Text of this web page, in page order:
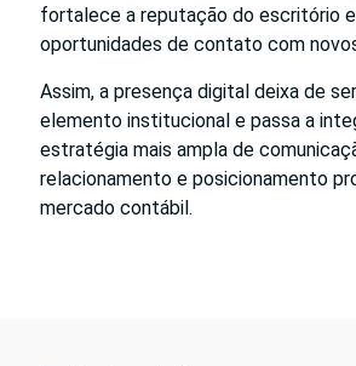
fortalece a reputação do escritório e
oportunidades de contato com
Assim, a presença digital deixa de
elemento institucional e passa a
estratégia mais ampla de
relacionamento e posicionamento
mercado contábil.